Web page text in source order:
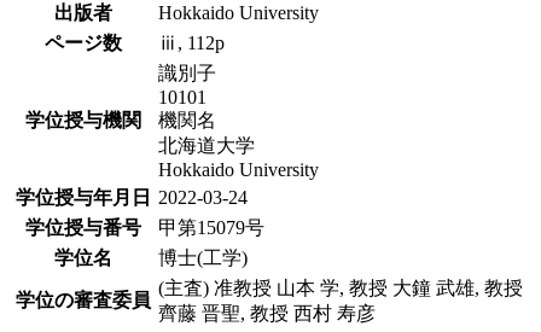
出版者
Hokkaido University
ページ数
ⅲ, 112p
学位授与機関
識別子
10101
機関名
北海道大学
Hokkaido University
学位授与年月日
2022-03-24
学位授与番号
甲第15079号
学位名
博士(工学)
学位の審査委員
(主査) 准教授 山本 学, 教授 大鐘 武雄, 教授
齊藤 晋聖, 教授 西村 寿彦